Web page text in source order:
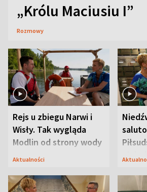
„Królu Maciusiu I”
Rozmowy
Rejs u zbiegu Narwi i
Wisły. Tak wygląda
Modlin od strony wody
Aktualności